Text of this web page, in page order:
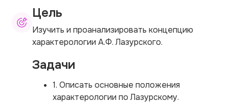
Цель
Изучить и проанализировать концепцию
характерологии А.Ф. Лазурского.
Задачи
1. Описать основные положения
характерологии по Лазурскому.